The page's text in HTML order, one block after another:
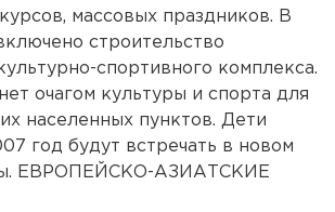
массовых праздников. В
строительство
спортивного комплекса.
очагом культуры и спорта для
населенных пунктов. Дети
год будут встречать в новом
ЕВРОПЕЙСКО-АЗИАТСКИЕ